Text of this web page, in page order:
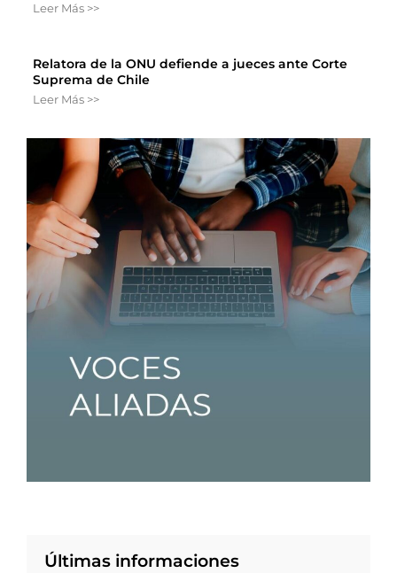
Leer Más >>
Relatora de la ONU defiende a jueces ante Corte
Suprema de Chile
Leer Más >>
Últimas informaciones